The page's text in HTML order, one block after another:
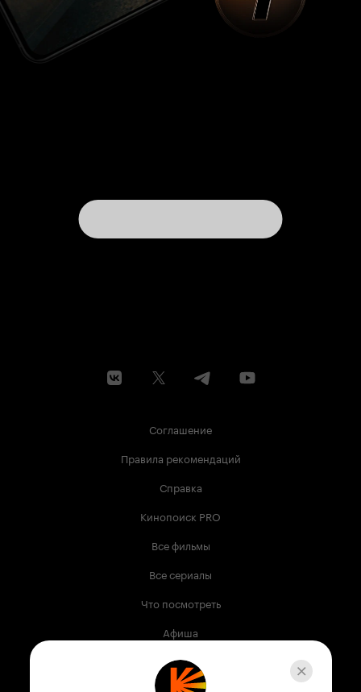
Соглашение
Правила рекомендаций
Справка
Кинопоиск PRO
Все фильмы
Все сериалы
Что посмотреть
Афиша
Музыка